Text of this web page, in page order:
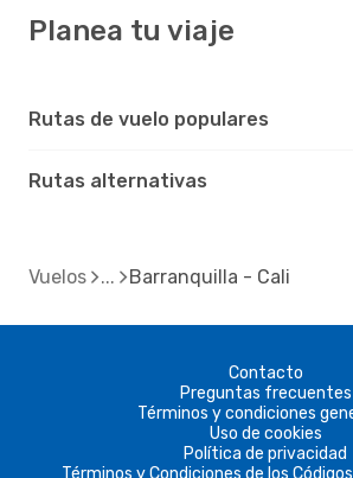
Planea tu viaje
Rutas de vuelo populares
Rutas alternativas
Vuelos Barranquilla - Cali
Contacto
Preguntas frecuentes
Términos y condiciones
Uso de cookies
Política de privacidad
Términos y Condiciones de los